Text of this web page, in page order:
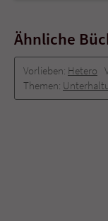
Ähnliche
Vorlieben: Hetero
Themen: